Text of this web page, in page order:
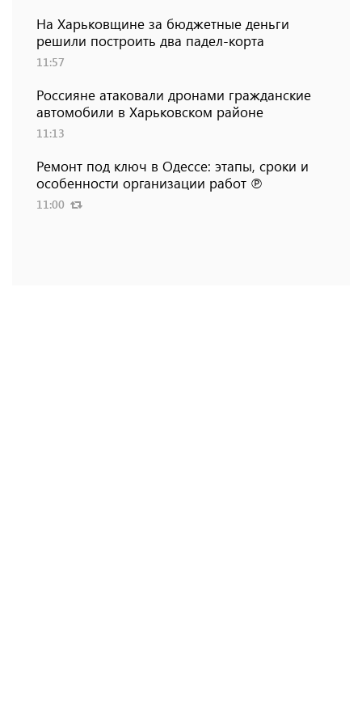
На Харьковщине за бюджетные деньги
решили построить два падел-корта
11:57
Россияне атаковали дронами гражданские
автомобили в Харьковском районе
11:13
Ремонт под ключ в Одессе: этапы, сроки и
особенности организации работ ℗
11:00